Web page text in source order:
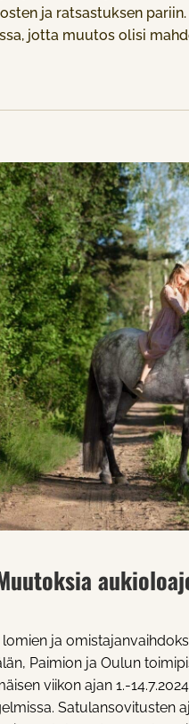
ja ratsastuksen
jotta muutos olisi
lomien ja
Paimion ja Oulun
viikon ajan 1.-
Satulansovitusten